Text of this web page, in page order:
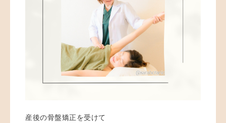
産後の骨盤矯正を受けて